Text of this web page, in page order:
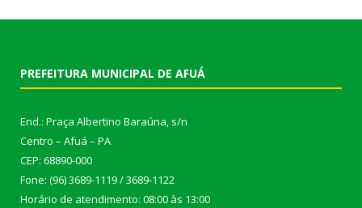
PREFEITURA MUNICIPAL DE AFUÁ
End.: Praça Albertino Baraúna, s/n
Centro – Afuá – PA
CEP: 68890-000
Fone: (96) 3689-1119 / 3689-1122
Horário de atendimento: 08:00 às 13:00